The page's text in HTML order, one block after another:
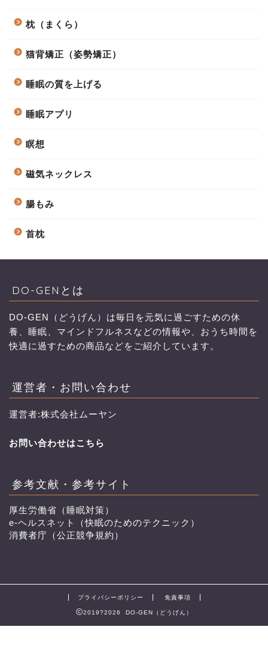
枕（まくら）
猫背矯正（姿勢矯正）
睡眠の質を上げる
睡眠アプリ
瞑想
磁気ネックレス
腸もみ
首枕
DO-GENとは
DO-GEN（どうげん）は毎日を元気に過ごすための休
養、睡眠、マインドフルネスなどの情報や、おうち時間を
快適に過すための商品などをご紹介しています。
運営者・お問い合わせ
運営者:株式会社ムーヤン
お問い合わせはこちら
参考文献・参考サイト
厚生労働省（睡眠対策）
e-ヘルスネット（快眠のためのテクニック）
消費者庁（公正競争規約）
プライバシーポリシー 免責事項
2019?2026 DO-GEN（どうげん）